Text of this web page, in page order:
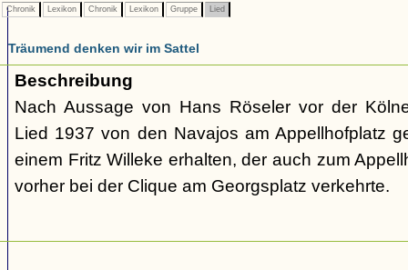
Chronik Lexikon Chronik Lexikon Gruppe Lied
Träumend denken wir im Sattel
Beschreibung
Nach Aussage von Hans Röseler vor der
Lied 1937 von den Navajos am Appellhofplatz
einem Fritz Willeke erhalten, der auch zum
vorher bei der Clique am Georgsplatz verkehrte.